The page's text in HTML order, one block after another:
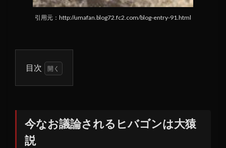
引用元：http://umafan.blog72.fc2.com/blog-entry-91.html
目次
論さ
れる
ヒバ
今なお議論されるヒバゴンは大猿
説